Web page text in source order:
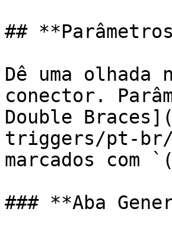
##
Dê uma olhada
conector.
Double
triggers/pt-br/
marcados com
### **Aba